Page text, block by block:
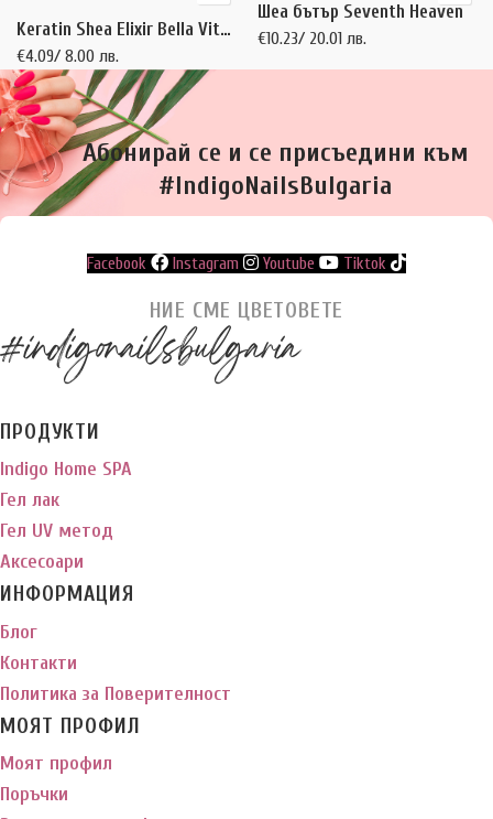
Keratin Shea Elixir Bella Vita 8ml
€4.09/ 8.00 лв.
Шеа бътър Seventh Heaven
€10.23/ 20.01 лв.
Абонирай се и се присъедини към
#IndigoNailsBulgaria
Facebook Instagram Youtube Tiktok
НИЕ СМЕ ЦВЕТОВЕТЕ
#indigonailsbulgaria
ПРОДУКТИ
Indigo Home SPA
Гел лак
Гел UV метод
Аксесоари
ИНФОРМАЦИЯ
Блог
Контакти
Политика за Поверителност
МОЯТ ПРОФИЛ
Моят профил
Поръчки